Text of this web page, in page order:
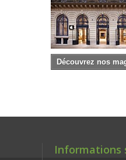
Découvrez nos
Informations